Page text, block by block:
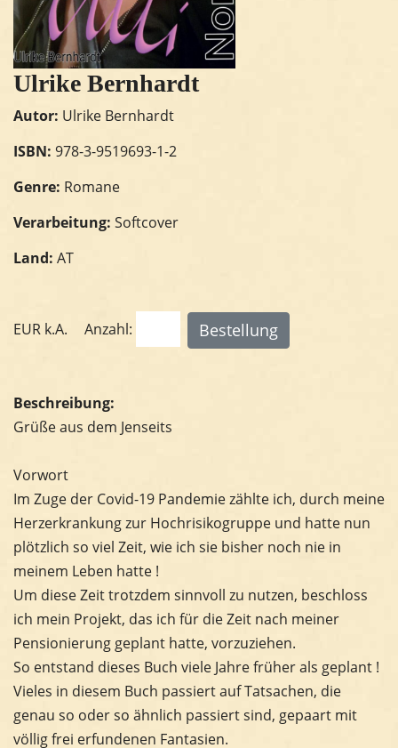
Ulrike Bernhardt
Autor: Ulrike Bernhardt
ISBN: 978-3-9519693-1-2
Genre: Romane
Verarbeitung: Softcover
Land: AT
EUR k.A. Anzahl:
Beschreibung:
Grüße aus dem Jenseits
Vorwort
Im Zuge der Covid-19 Pandemie zählte ich, durch meine
Herzerkrankung zur Hochrisikogruppe und hatte nun
plötzlich so viel Zeit, wie ich sie bisher noch nie in
meinem Leben hatte !
Um diese Zeit trotzdem sinnvoll zu nutzen, beschloss
ich mein Projekt, das ich für die Zeit nach meiner
Pensionierung geplant hatte, vorzuziehen.
So entstand dieses Buch viele Jahre früher als geplant !
Vieles in diesem Buch passiert auf Tatsachen, die
genau so oder so ähnlich passiert sind, gepaart mit
völlig frei erfundenen Fantasien.